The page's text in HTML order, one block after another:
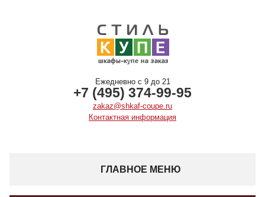
Ежедневно с 9 до 21
+7 (495) 374-99-95
zakaz@shkaf-coupe.ru
Контактная информация
ГЛАВНОЕ МЕНЮ